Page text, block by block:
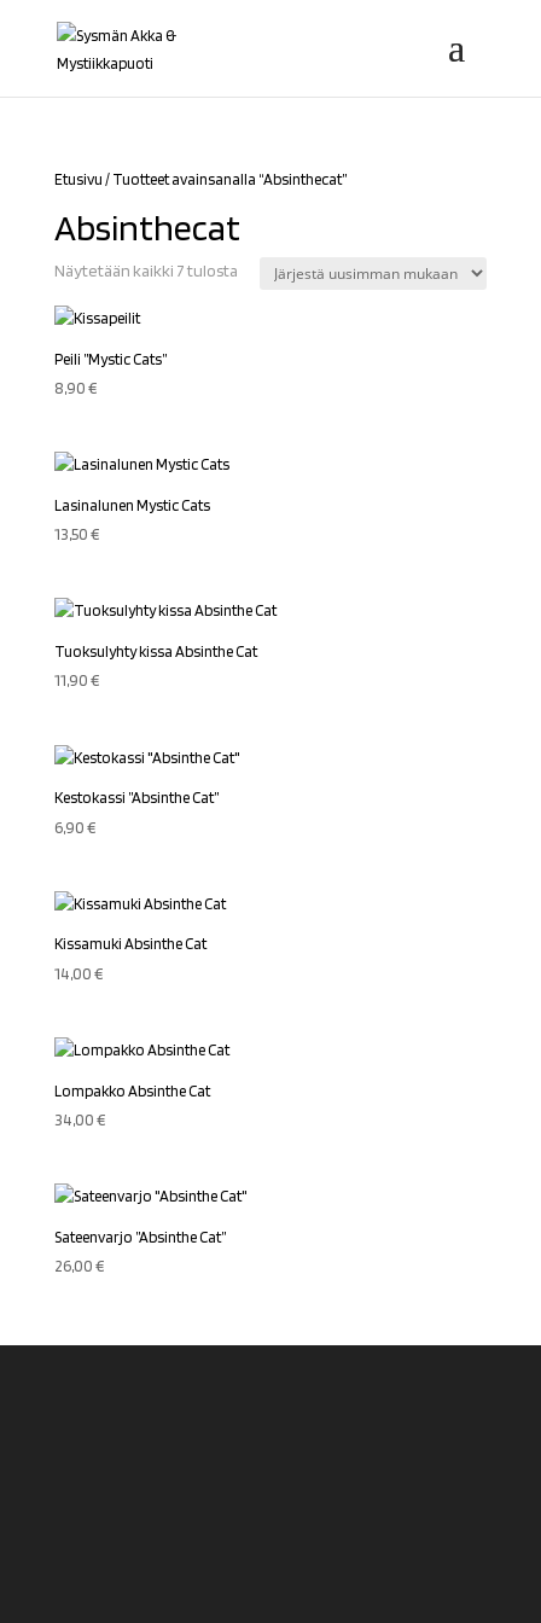
Etusivu / Tuotteet avainsanalla “Absinthecat”
Absinthecat
Näytetään kaikki 7 tulostaSorted
Peili ”Mystic Cats”
8,90€
Lasinalunen Mystic Cats
13,50€
Tuoksulyhty kissa Absinthe Cat
11,90€
Kestokassi ”Absinthe Cat”
6,90€
Kissamuki Absinthe Cat
14,00€
Lompakko Absinthe Cat
34,00€
Sateenvarjo ”Absinthe Cat”
26,00€